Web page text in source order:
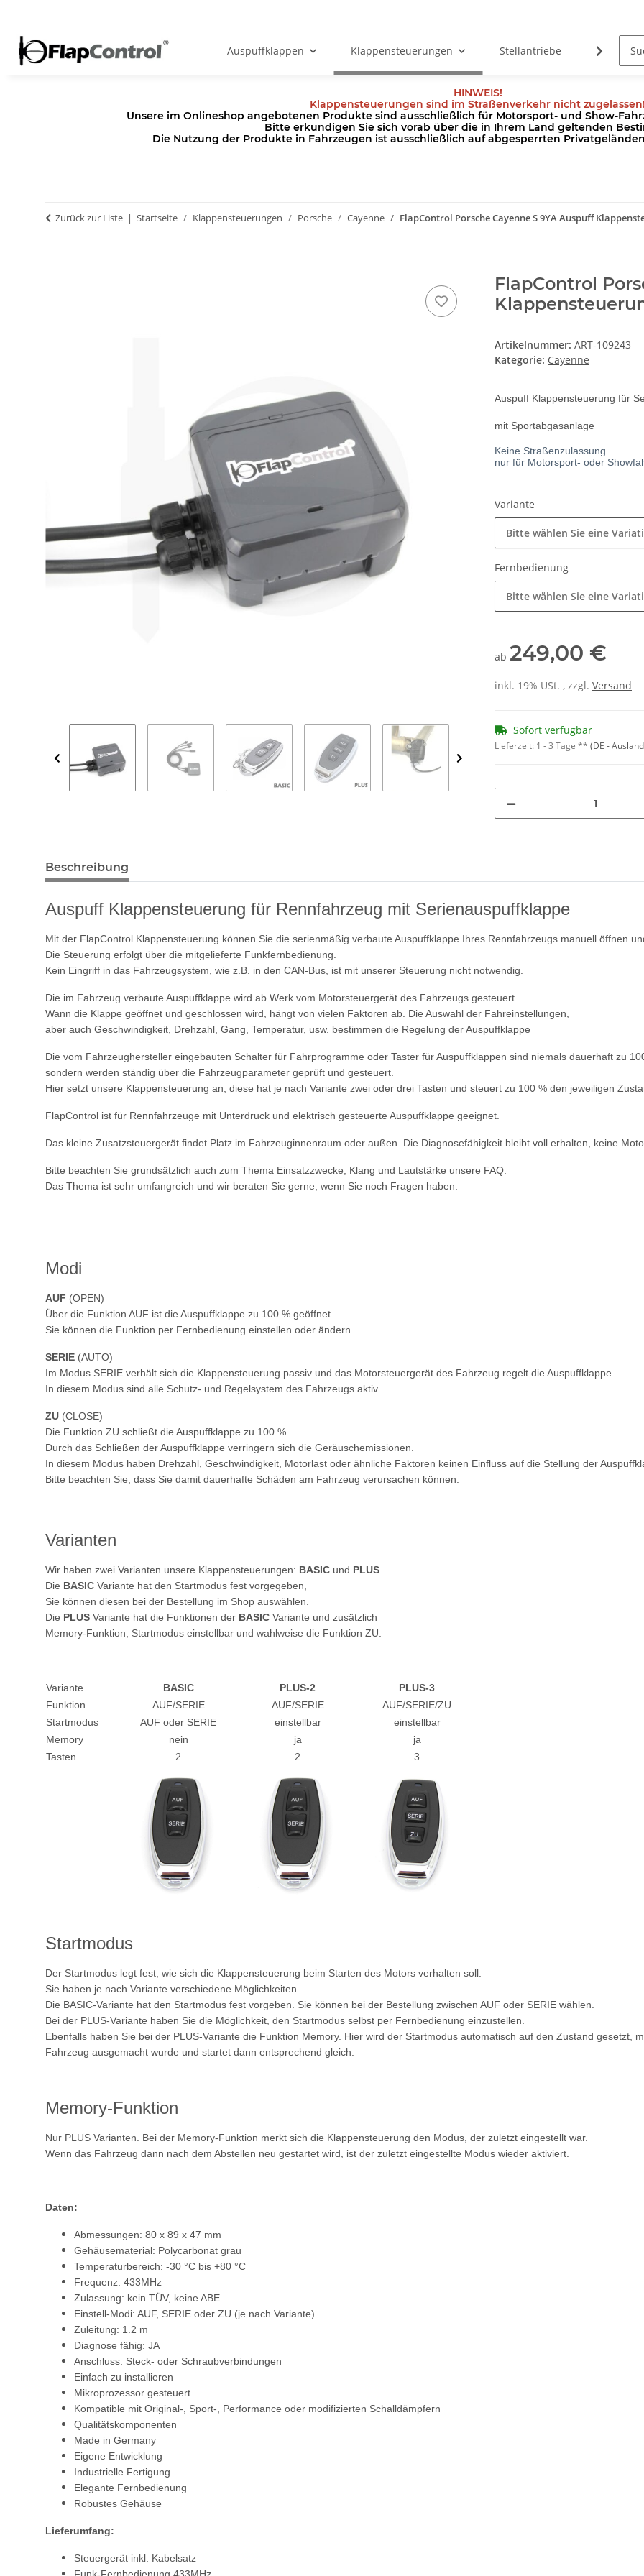
Auspuffklappen Klappensteuerungen Stellantriebe Kabel
HINWEIS!
Klappensteuerungen sind im Straßenverkehr nicht zugelassen!
Unsere im Onlineshop angebotenen Produkte sind ausschließlich für Motorsport- und Show-
Bitte erkundigen Sie sich vorab über die in Ihrem Land geltenden
Die Nutzung der Produkte in Fahrzeugen ist ausschließlich auf abgesperrten
Zurück zur Liste Startseite Klappensteuerungen Porsche Cayenne FlapControl Porsche Cayenne S 9YA Auspuff
FlapControl
Artikelnummer: ART-109243
Kategorie: Cayenne
Auspuff Klappensteuerung für
mit Sportabgasanlage
Keine Straßenzulassung
nur für Motorsport- oder
Variante
Bitte wählen Sie eine
Fernbedienung
Bitte wählen Sie eine
ab 249,00 €
inkl. 19% USt. , zzgl. Versand
Sofort verfügbar
Lieferzeit: 1 - 3 Tage ** (DE -
Beschreibung
Auspuff Klappensteuerung für Rennfahrzeug mit Serienauspuffklappe
Mit der FlapControl Klappensteuerung können Sie die serienmäßig verbaute Auspuffklappe Ihres Rennfahrzeugs manuell öffnen
Die Steuerung erfolgt über die mitgelieferte Funkfernbedienung.
Kein Eingriff in das Fahrzeugsystem, wie z.B. in den CAN-Bus, ist mit unserer Steuerung nicht notwendig.
Die im Fahrzeug verbaute Auspuffklappe wird ab Werk vom Motorsteuergerät des Fahrzeugs gesteuert.
Wann die Klappe geöffnet und geschlossen wird, hängt von vielen Faktoren ab. Die Auswahl der Fahreinstellungen,
aber auch Geschwindigkeit, Drehzahl, Gang, Temperatur, usw. bestimmen die Regelung der Auspuffklappe
Die vom Fahrzeughersteller eingebauten Schalter für Fahrprogramme oder Taster für Auspuffklappen sind niemals dauerhaft zu
sondern werden ständig über die Fahrzeugparameter geprüft und gesteuert.
Hier setzt unsere Klappensteuerung an, diese hat je nach Variante zwei oder drei Tasten und steuert zu 100 % den jeweiligen
FlapControl ist für Rennfahrzeuge mit Unterdruck und elektrisch gesteuerte Auspuffklappe geeignet.
Das kleine Zusatzsteuergerät findet Platz im Fahrzeuginnenraum oder außen. Die Diagnosefähigkeit bleibt voll erhalten, keine
Bitte beachten Sie grundsätzlich auch zum Thema Einsatzzwecke, Klang und Lautstärke unsere FAQ.
Das Thema ist sehr umfangreich und wir beraten Sie gerne, wenn Sie noch Fragen haben.
Modi
AUF (OPEN)
Über die Funktion AUF ist die Auspuffklappe zu 100 % geöffnet.
Sie können die Funktion per Fernbedienung einstellen oder ändern.
SERIE (AUTO)
Im Modus SERIE verhält sich die Klappensteuerung passiv und das Motorsteuergerät des Fahrzeug regelt die Auspuffklappe.
In diesem Modus sind alle Schutz- und Regelsystem des Fahrzeugs aktiv.
ZU (CLOSE)
Die Funktion ZU schließt die Auspuffklappe zu 100 %.
Durch das Schließen der Auspuffklappe verringern sich die Geräuschemissionen.
In diesem Modus haben Drehzahl, Geschwindigkeit, Motorlast oder ähnliche Faktoren keinen Einfluss auf die Stellung der
Bitte beachten Sie, dass Sie damit dauerhafte Schäden am Fahrzeug verursachen können.
Varianten
Wir haben zwei Varianten unsere Klappensteuerungen: BASIC und PLUS
Die BASIC Variante hat den Startmodus fest vorgegeben,
Sie können diesen bei der Bestellung im Shop auswählen.
Die PLUS Variante hat die Funktionen der BASIC Variante und zusätzlich
Memory-Funktion, Startmodus einstellbar und wahlweise die Funktion ZU.
Variante BASIC PLUS-2
PLUS-3
Funktion
AUF/SERIE AUF/SERIE
AUF/SERIE/ZU
Startmodus
AUF oder SERIE einstellbar
einstellbar
Memory
nein ja
ja
Tasten
2 2 3
Startmodus
Der Startmodus legt fest, wie sich die Klappensteuerung beim Starten des Motors verhalten soll.
Sie haben je nach Variante verschiedene Möglichkeiten.
Die BASIC-Variante hat den Startmodus fest vorgeben. Sie können bei der Bestellung zwischen AUF oder SERIE wählen.
Bei der PLUS-Variante haben Sie die Möglichkeit, den Startmodus selbst per Fernbedienung einzustellen.
Ebenfalls haben Sie bei der PLUS-Variante die Funktion Memory. Hier wird der Startmodus automatisch auf den Zustand gesetzt,
Fahrzeug ausgemacht wurde und startet dann entsprechend gleich.
Memory-Funktion
Nur PLUS Varianten. Bei der Memory-Funktion merkt sich die Klappensteuerung den Modus, der zuletzt eingestellt war.
Wenn das Fahrzeug dann nach dem Abstellen neu gestartet wird, ist der zuletzt eingestellte Modus wieder aktiviert.
Daten:
Abmessungen: 80 x 89 x 47 mm
Gehäusematerial: Polycarbonat grau
Temperaturbereich: -30 °C bis +80 °C
Frequenz: 433MHz
Zulassung: kein TÜV, keine ABE
Einstell-Modi: AUF, SERIE oder ZU (je nach Variante)
Zuleitung: 1.2 m
Diagnose fähig: JA
Anschluss: Steck- oder Schraubverbindungen
Einfach zu installieren
Mikroprozessor gesteuert
Kompatible mit Original-, Sport-, Performance oder modifizierten Schalldämpfern
Qualitätskomponenten
Made in Germany
Eigene Entwicklung
Industrielle Fertigung
Elegante Fernbedienung
Robustes Gehäuse
Lieferumfang:
Steuergerät inkl. Kabelsatz